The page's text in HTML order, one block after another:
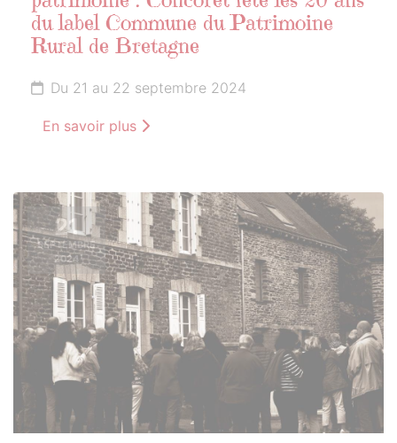
du label Commune du Patrimoine
Rural de Bretagne
Du 21 au 22 septembre 2024
En savoir plus
21
SEPTEMBRE
2024